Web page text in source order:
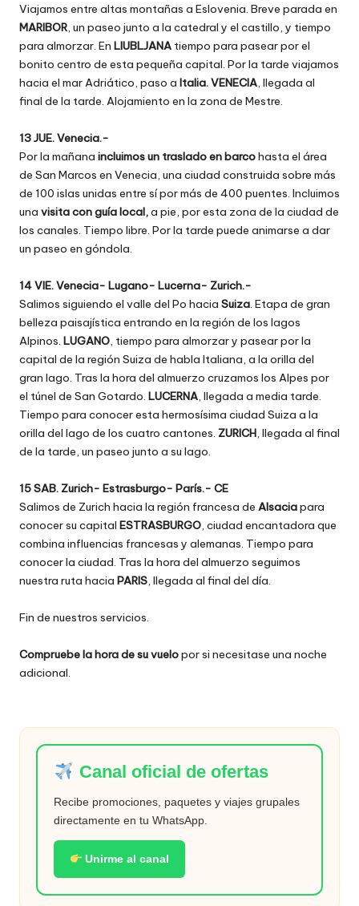
Viajamos entre altas montañas a Eslovenia. Breve parada en
MARIBOR, un paseo junto a la catedral y el castillo, y tiempo
para almorzar. En LIUBLJANA tiempo para pasear por el
bonito centro de esta pequeña capital. Por la tarde viajamos
hacia el mar Adriático, paso a Italia. VENECIA, llegada al
final de la tarde. Alojamiento en la zona de Mestre.
13 JUE. Venecia.-
Por la mañana incluimos un traslado en barcohasta el área
de San Marcos en Venecia, una ciudad construida sobre más
de 100 islas unidas entre sí por más de 400 puentes. Incluimos
una visita con guía local,a pie, por esta zona de la ciudad de
los canales. Tiempo libre. Por la tarde puede animarse a dar
un paseo en góndola.
14 VIE. Venecia- Lugano- Lucerna- Zurich.-
Salimos siguiendo el valle del Po hacia Suiza. Etapa de gran
belleza paisajística entrando en la región de los lagos
Alpinos. LUGANO, tiempo para almorzar y pasear por la
capital de la región Suiza de habla Italiana, a la orilla del
gran lago. Tras la hora del almuerzo cruzamos los Alpes por
el túnel de San Gotardo. LUCERNA, llegada a media tarde.
Tiempo para conocer esta hermosísima ciudad Suiza a la
orilla del lago de los cuatro cantones. ZURICH, llegada al final
de la tarde, un paseo junto a su lago.
15 SAB. Zurich- Estrasburgo- París.- CE
Salimos de Zurich hacia la región francesa de Alsaciapara
conocer su capital ESTRASBURGO, ciudad encantadora que
combina influencias francesas y alemanas. Tiempo para
conocer la ciudad. Tras la hora del almuerzo seguimos
nuestra ruta hacia PARIS, llegada al final del día.
Fin de nuestros servicios.
Compruebe la hora de su vuelopor si necesitase una noche
adicional.
Canal oficial de ofertas
Recibe promociones, paquetes y viajes grupales
directamente en tu WhatsApp.
Unirme al canal